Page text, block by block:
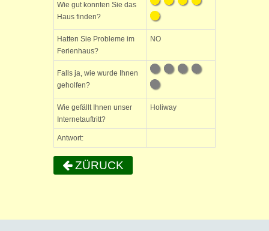
Wie gut konnten Sie das
Haus finden?
Hatten Sie Probleme im
Ferienhaus?
NO
Falls ja, wie wurde Ihnen
geholfen?
Wie gefällt Ihnen unser
Internetauftritt?
Holiway
Antwort:
ZÜRUCK